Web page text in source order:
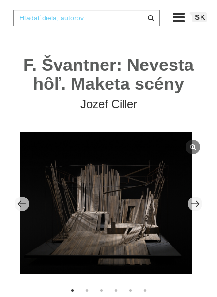
SK
F. Švantner: Nevesta
hôľ. Maketa scény
Jozef Ciller